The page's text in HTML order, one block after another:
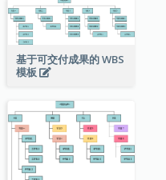
基于可交付成果的 WBS
模板